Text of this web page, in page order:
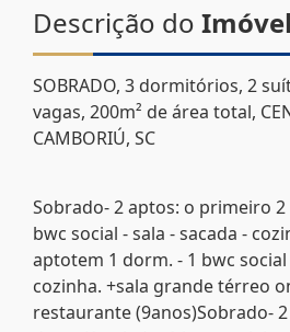
Descrição do Imóvel
SOBRADO, 3 dormitórios, 2
vagas, 200m² de área total,
CAMBORIÚ, SC
Sobrado- 2 aptos: o primeiro 2
bwc social - sala - sacada -
aptotem 1 dorm. - 1 bwc social
cozinha. +sala grande térreo
restaurante (9anos)Sobrado-